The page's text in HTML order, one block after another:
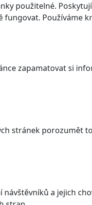
použitelné.
Používáme
zapamatovat si
stránek porozumět
a jejich